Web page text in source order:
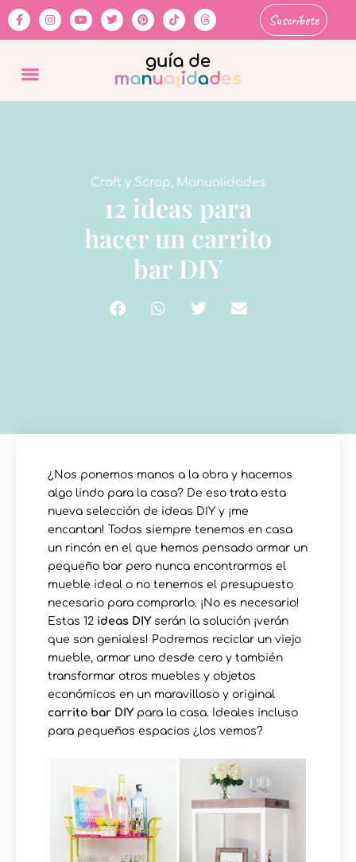
Suscríbete
Craft y Scrap, Manualidades
12 ideas para
hacer un carrito
bar DIY
¿Nos ponemos manos a la obra y hacemos
algo lindo para la casa? De eso trata esta
nueva selección de ideas DIY y ¡me
encantan! Todos siempre tenemos en casa
un rincón en el que hemos pensado armar un
pequeño bar pero nunca encontrarmos el
mueble ideal o no tenemos el presupuesto
necesario para comprarlo. ¡No es necesario!
Estas 12 ideas DIY serán la solución ¡verán
que son geniales! Podremos reciclar un viejo
mueble, armar uno desde cero y también
transformar otros muebles y objetos
económicos en un maravilloso y original
carrito bar DIY para la casa. Ideales incluso
para pequeños espacios ¿los vemos?